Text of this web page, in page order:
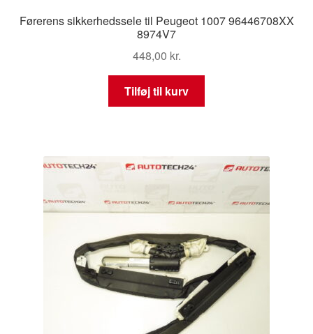
Førerens sikkerhedssele til Peugeot 1007 96446708XX
8974V7
448,00 kr.
Tilføj til kurv